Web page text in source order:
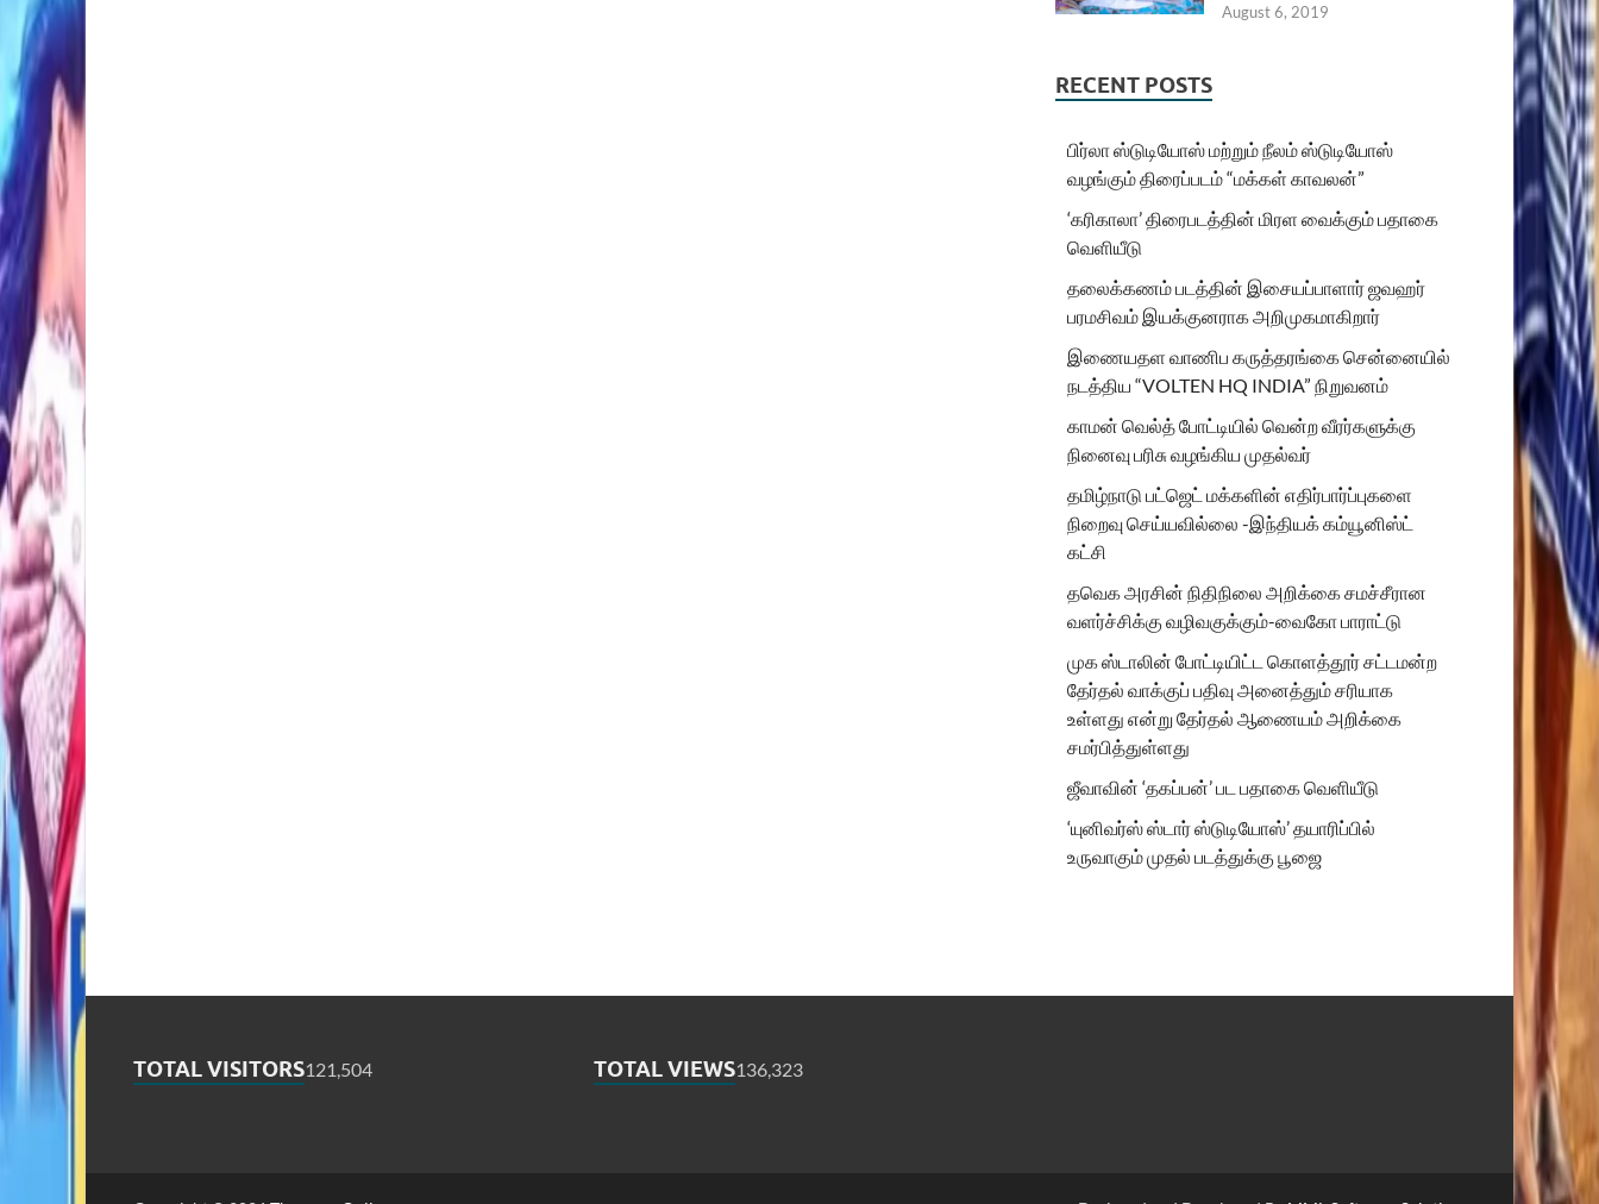
August 6, 2019
RECENT POSTS
பிர்லா ஸ்டுடியோஸ் மற்றும் நீலம் ஸ்டுடியோஸ்
வழங்கும் திரைப்படம் “மக்கள் காவலன்”
‘கரிகாலா’ திரைபடத்தின் மிரள வைக்கும் பதாகை
வெளியீடு
தலைக்கணம் படத்தின் இசையப்பாளார் ஜவஹர்
பரமசிவம் இயக்குனராக அறிமுகமாகிறார்
இணையதள வாணிப கருத்தரங்கை சென்னையில்
நடத்திய “VOLTEN HQ INDIA” நிறுவனம்
காமன் வெல்த் போட்டியில் வென்ற வீரர்களுக்கு
நினைவு பரிசு வழங்கிய முதல்வர்
தமிழ்நாடு பட்ஜெட் மக்களின் எதிர்பார்ப்புகளை
நிறைவு செய்யவில்லை -இந்தியக் கம்யூனிஸ்ட்
கட்சி
தவெக அரசின் நிதிநிலை அறிக்கை சமச்சீரான
வளர்ச்சிக்கு வழிவகுக்கும்-வைகோ பாராட்டு
முக ஸ்டாலின் போட்டியிட்ட கொளத்தூர் சட்டமன்ற
தேர்தல் வாக்குப் பதிவு அனைத்தும் சரியாக
உள்ளது என்று தேர்தல் ஆணையம் அறிக்கை
சமர்பித்துள்ளது
ஜீவாவின் ‘தகப்பன்’ பட பதாகை வெளியீடு
‘யுனிவர்ஸ் ஸ்டார் ஸ்டுடியோஸ்’ தயாரிப்பில்
உருவாகும் முதல் படத்துக்கு பூஜை
TOTAL VISITORS121,504 TOTAL VIEWS136,323